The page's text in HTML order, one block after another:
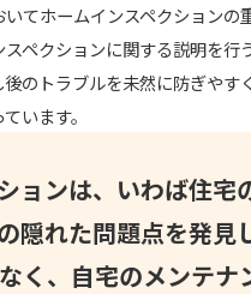
てホームインスペクション
ペクションに関する説明を
のトラブルを未然に防ぎや
います。
ョンは、いわば住
隠れた問題点を発
く、自宅のメンテ